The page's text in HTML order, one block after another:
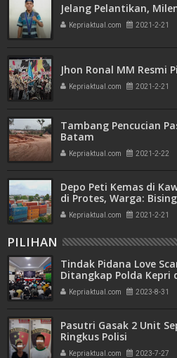
Jelang Pelantikan,
Kepriaktual.com 2021-2-21
Jhon Ronal MM Resmi
Kepriaktual.com 2021-2-21
Tambang Pencucian
Batam
Kepriaktual.com 2021-2-22
Depo Peti Kemas di
di Protes, Warga:
Kepriaktual.com 2021-2-21
PILIHAN
Tindak Pidana Love
Ditangkap Polda Kepri
Kepriaktual.com 2023-8-31
Pasutri Gasak 2 Unit
Ringkus Polisi
Kepriaktual.com 2023-7-27